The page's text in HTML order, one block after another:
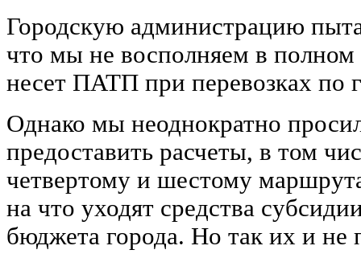
Городскую администрацию
что мы не восполняем в полном
несет ПАТП при перевозках по
Однако мы неоднократно
предоставить расчеты, в том
четвертому и шестому
на что уходят средства
бюджета города. Но так их и не